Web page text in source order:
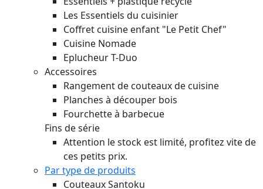
Les Essentiels du cuisinier
Coffret cuisine enfant "Le Petit Chef"
Cuisine Nomade
Eplucheur T-Duo
Accessoires
Rangement de couteaux de cuisine
Planches à découper bois
Fourchette à barbecue
Fins de série
Attention le stock est limité, profitez vite de
ces petits prix.
Par type de produits
Couteaux Santoku